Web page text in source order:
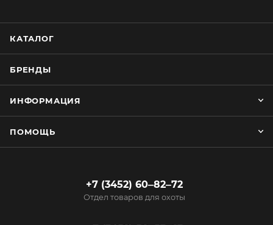
КАТАЛОГ
БРЕНДЫ
ИНФОРМАЦИЯ
ПОМОЩЬ
+7 (3452) 60‒82‒72
Отдел товаров для охоты